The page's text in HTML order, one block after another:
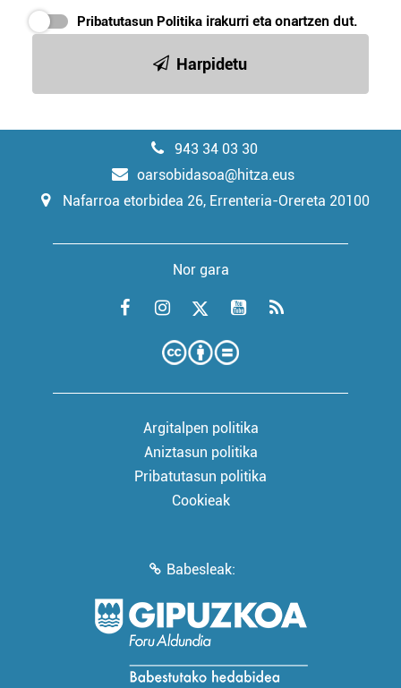
Pribatutasun Politika irakurri eta onartzen dut.
Harpidetu
943 34 03 30
oarsobidasoa@hitza.eus
Nafarroa etorbidea 26, Errenteria-Orereta 20100
Nor gara
Argitalpen politika
Aniztasun politika
Pribatutasun politika
Cookieak
Babesleak: